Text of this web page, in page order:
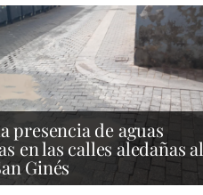
presencia de aguas
en las calles aledañas al
Ginés